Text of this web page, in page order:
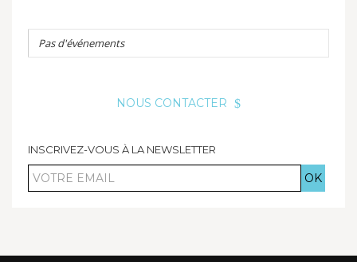
Pas d'événements
NOUS CONTACTER
INSCRIVEZ-VOUS À LA NEWSLETTER
Votre
email